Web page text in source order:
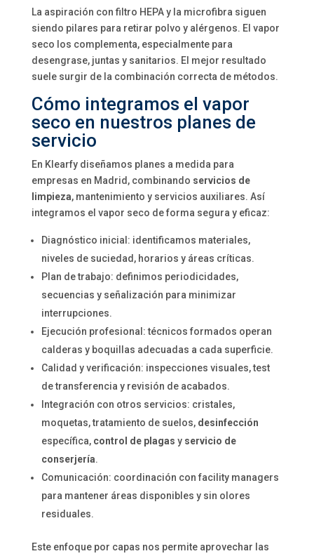
La aspiración con filtro HEPA y la microfibra siguen
siendo pilares para retirar polvo y alérgenos. El vapor
seco los complementa, especialmente para
desengrase, juntas y sanitarios. El mejor resultado
suele surgir de la combinación correcta de métodos.
Cómo integramos el vapor
seco en nuestros planes de
servicio
En Klearfy diseñamos planes a medida para
empresas en Madrid, combinando servicios de
limpieza, mantenimiento y servicios auxiliares. Así
integramos el vapor seco de forma segura y eficaz:
Diagnóstico inicial: identificamos materiales,
niveles de suciedad, horarios y áreas críticas.
Plan de trabajo: definimos periodicidades,
secuencias y señalización para minimizar
interrupciones.
Ejecución profesional: técnicos formados operan
calderas y boquillas adecuadas a cada superficie.
Calidad y verificación: inspecciones visuales, test
de transferencia y revisión de acabados.
Integración con otros servicios: cristales,
moquetas, tratamiento de suelos, desinfección
específica, control de plagas y servicio de
conserjería.
Comunicación: coordinación con facility managers
para mantener áreas disponibles y sin olores
residuales.
Este enfoque por capas nos permite aprovechar las